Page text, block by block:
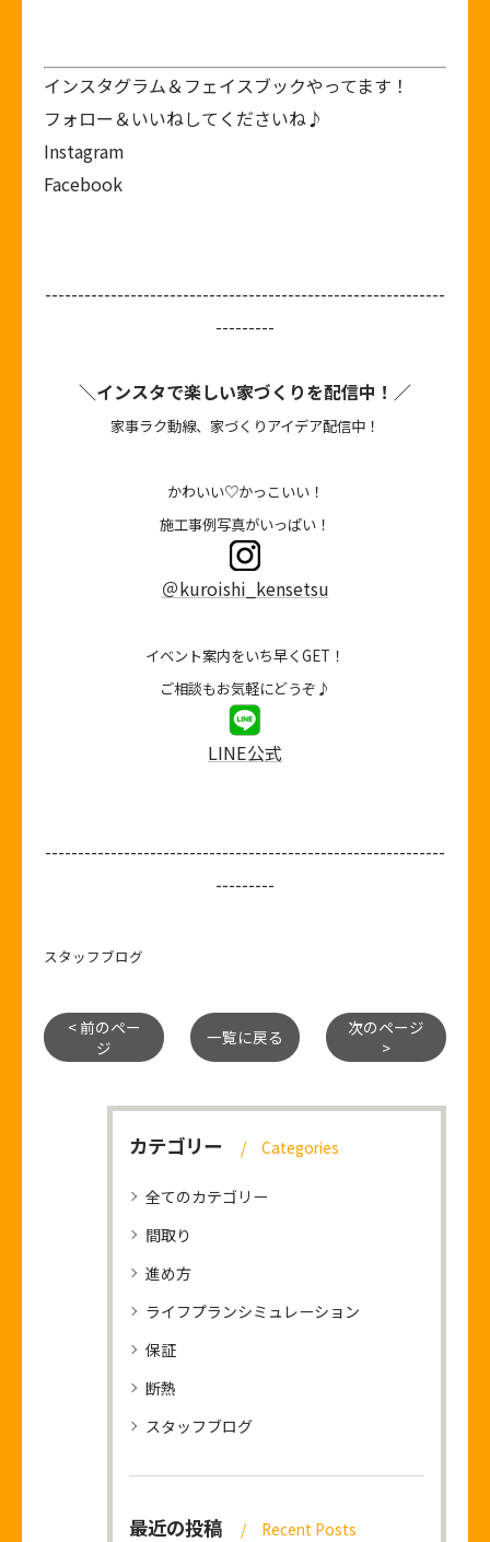
インスタグラム＆フェイスブックやってます！
フォロー＆いいねしてくださいね♪
Instagram
Facebook
-------------------------------------------------------------
---------
＼インスタで楽しい家づくりを配信中！／
家事ラク動線、家づくりアイデア配信中！
かわいい♡かっこいい！
施工事例写真がいっぱい！
＠kuroishi_kensetsu
イベント案内をいち早くGET！
ご相談もお気軽にどうぞ♪
LINE公式
-------------------------------------------------------------
---------
スタッフブログ
< 前のペー
ジ
一覧に戻る
次のページ
>
カテゴリー Categories
全てのカテゴリー
間取り
進め方
ライフプランシミュレーション
保証
断熱
スタッフブログ
最近の投稿 Recent Posts